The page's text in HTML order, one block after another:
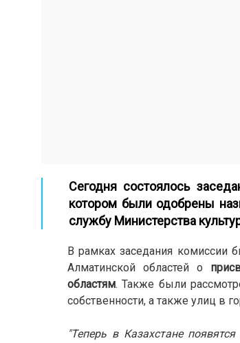
Сегодня состоялось
котором были одобрены
службу Министерства
В рамках заседания комиссии
Алматинской областей о
областям. Также были
собственности, а также улиц в
"Теперь в Казахстане